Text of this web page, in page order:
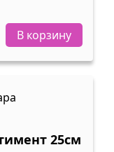
В корзину
25см